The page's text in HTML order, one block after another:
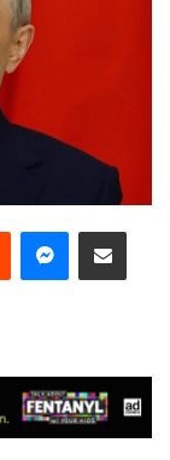
Reddit Messenger
Share via Email